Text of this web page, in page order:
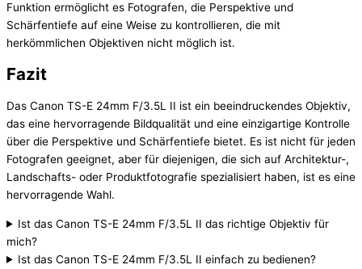
Funktion ermöglicht es Fotografen, die Perspektive und
Schärfentiefe auf eine Weise zu kontrollieren, die mit
herkömmlichen Objektiven nicht möglich ist.
Fazit
Das Canon TS-E 24mm F/3.5L II ist ein beeindruckendes Objektiv,
das eine hervorragende Bildqualität und eine einzigartige Kontrolle
über die Perspektive und Schärfentiefe bietet. Es ist nicht für jeden
Fotografen geeignet, aber für diejenigen, die sich auf Architektur-,
Landschafts- oder Produktfotografie spezialisiert haben, ist es eine
hervorragende Wahl.
Ist das Canon TS-E 24mm F/3.5L II das richtige Objektiv für
mich?
Ist das Canon TS-E 24mm F/3.5L II einfach zu bedienen?